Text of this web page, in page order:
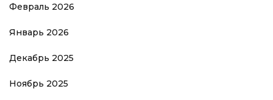
Февраль 2026
Январь 2026
Декабрь 2025
Ноябрь 2025